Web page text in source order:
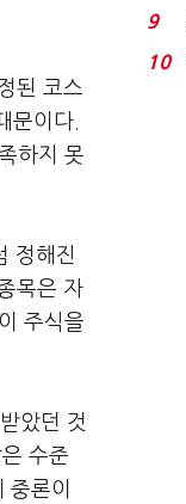
된 코스
문이다.
하지 못
정해진
목은 자
주식을
았던 것
수준
론이
9
10